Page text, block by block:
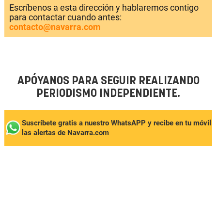
Escríbenos a esta dirección y hablaremos contigo
para contactar cuando antes:
contacto@navarra.com
APÓYANOS PARA SEGUIR REALIZANDO
PERIODISMO INDEPENDIENTE.
Suscríbete gratis a nuestro WhatsAPP y recibe en tu móvil
las alertas de Navarra.com